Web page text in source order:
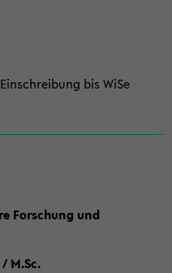
bis WiSe
Forschung und
M.Sc.